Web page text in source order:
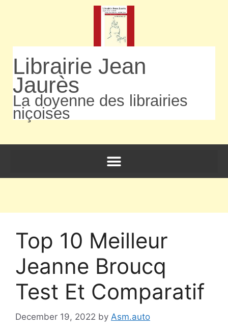
Librairie Jean
Jaurès
La doyenne des librairies
niçoises
Top 10 Meilleur
Jeanne Broucq
Test Et Comparatif
December 19, 2022 by Asm.auto